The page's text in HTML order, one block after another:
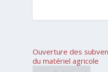
Ouverture des
du matériel agricole